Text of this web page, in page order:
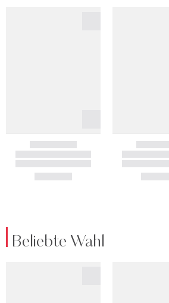
Beliebte Wahl